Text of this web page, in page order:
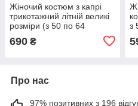
Жіночий костюм з капрі
трикотажний літній великі
розміри (з 50 по 64
690 ₴
з
Про нас
97% позитивних з 196